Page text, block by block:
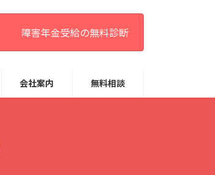
障害年金受給の無料診断
会社案内 無料相談